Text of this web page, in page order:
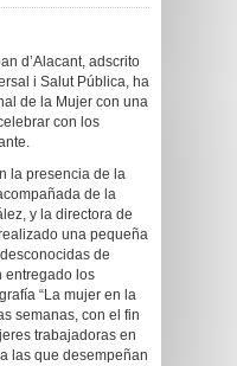
d’Alacant, adscrito
i Salut Pública, ha
de la Mujer con una
con los
la presencia de la
de la
y la directora de
una pequeña
de
entregado los
“La mujer en la
semanas, con el fin
trabajadoras en
las que desempeñan